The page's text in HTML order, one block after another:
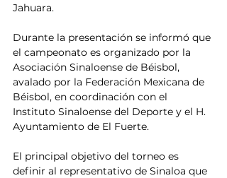
Jahuara.
Durante la presentación se informó que
el campeonato es organizado por la
Asociación Sinaloense de Béisbol,
avalado por la Federación Mexicana de
Béisbol, en coordinación con el
Instituto Sinaloense del Deporte y el H.
Ayuntamiento de El Fuerte.
El principal objetivo del torneo es
definir al representativo de Sinaloa que